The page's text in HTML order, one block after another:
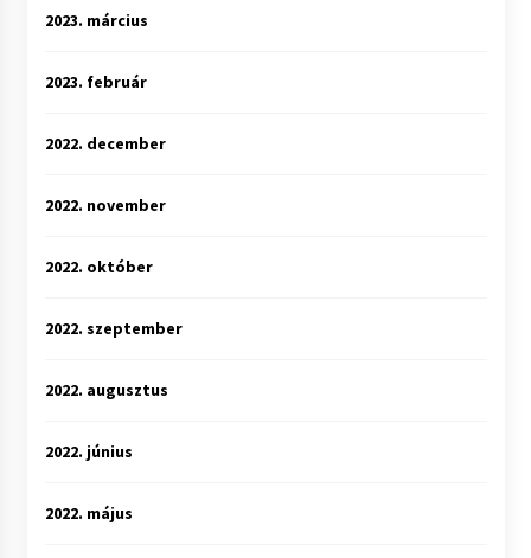
2023. március
2023. február
2022. december
2022. november
2022. október
2022. szeptember
2022. augusztus
2022. június
2022. május